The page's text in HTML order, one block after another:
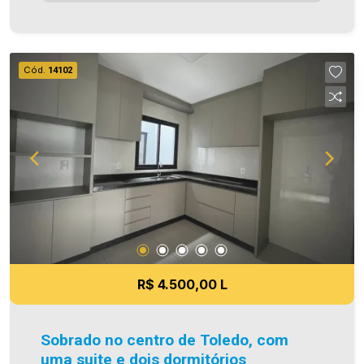
administrados na cidade, tanto para locação
quanto para venda. Aproveite essa oportunidade!
A hora de encontrar o seu novo lar É AGORA!
Imobiliária Ativa, sinta-se em casa!
Cód. 14102
R$ 4.500,00 L
Sobrado no centro de Toledo, com
uma suite e dois dormitórios